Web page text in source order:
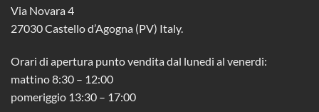
Via Novara 4
27030 Castello d’Agogna (PV) Italy.
Orari di apertura punto vendita dal lunedi al venerdi:
mattino 8:30 – 12:00
pomeriggio 13:30 – 17:00